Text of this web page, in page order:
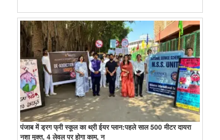
पंजाब में ड्रग फ्री स्कूल का थ्री ईयर प्लान:पहले साल 500 मीटर दायरा
नशा मुक्त, 4 लेवल पर होगा काम, न